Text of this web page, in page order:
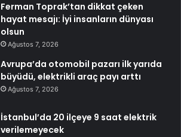
Ferman Toprak’tan dikkat çeken
hayat mesajı: İyi insanların dünyası
olsun
Ağustos 7, 2026
Avrupa’da otomobil pazarı ilk yarıda
büyüdü, elektrikli araç payı arttı
Ağustos 7, 2026
İstanbul’da 20 ilçeye 9 saat elektrik
verilemeyecek